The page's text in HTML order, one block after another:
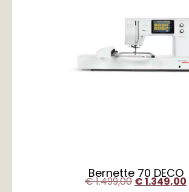
Bernette 70 DECO
€1.499,00 €1.349,00